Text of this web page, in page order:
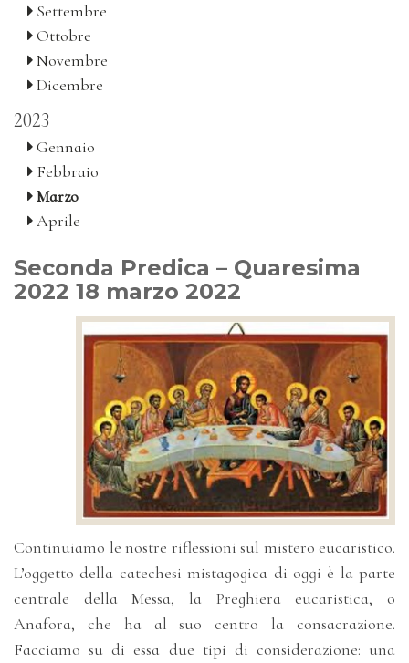
Settembre
Ottobre
Novembre
Dicembre
2023
Gennaio
Febbraio
Marzo
Aprile
Seconda Predica – Quaresima
2022 18 marzo 2022
Continuiamo le nostre riflessioni sul mistero eucaristico.
L’oggetto della catechesi mistagogica di oggi è la parte
centrale della Messa, la Preghiera eucaristica, o
Anafora, che ha al suo centro la consacrazione.
Facciamo su di essa due tipi di considerazione: una